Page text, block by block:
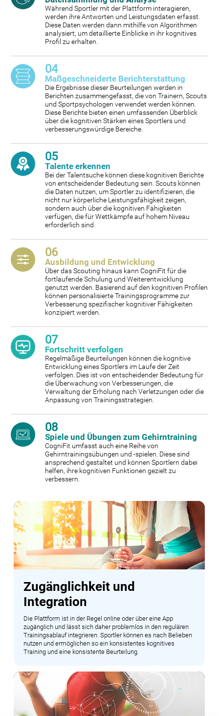
Während Sportler mit der Plattform interagieren,
werden ihre Antworten und Leistungsdaten erfasst.
Diese Daten werden dann mithilfe von Algorithmen
analysiert, um detaillierte Einblicke in ihr kognitives
Profil zu erhalten.
04
Maßgeschneiderte Berichterstattung
Die Ergebnisse dieser Beurteilungen werden in
Berichten zusammengefasst, die von Trainern, Scouts
und Sportpsychologen verwendet werden können.
Diese Berichte bieten einen umfassenden Überblick
über die kognitiven Stärken eines Sportlers und
verbesserungswürdige Bereiche.
05
Talente erkennen
Bei der Talentsuche können diese kognitiven Berichte
von entscheidender Bedeutung sein. Scouts können
die Daten nutzen, um Sportler zu identifizieren, die
nicht nur körperliche Leistungsfähigkeit zeigen,
sondern auch über die kognitiven Fähigkeiten
verfügen, die für Wettkämpfe auf hohem Niveau
erforderlich sind.
06
Ausbildung und Entwicklung
Über das Scouting hinaus kann CogniFit für die
fortlaufende Schulung und Weiterentwicklung
genutzt werden. Basierend auf den kognitiven Profilen
können personalisierte Trainingsprogramme zur
Verbesserung spezifischer kognitiver Fähigkeiten
konzipiert werden.
07
Fortschritt verfolgen
Regelmäßige Beurteilungen können die kognitive
Entwicklung eines Sportlers im Laufe der Zeit
verfolgen. Dies ist von entscheidender Bedeutung für
die Überwachung von Verbesserungen, die
Verwaltung der Erholung nach Verletzungen oder die
Anpassung von Trainingsstrategien.
08
Spiele und Übungen zum Gehirntraining
CogniFit umfasst auch eine Reihe von
Gehirntrainingsübungen und -spielen. Diese sind
ansprechend gestaltet und können Sportlern dabei
helfen, ihre kognitiven Funktionen gezielt zu
verbessern.
Zugänglichkeit und
Integration
Die Plattform ist in der Regel online oder über eine App
zugänglich und lässt sich daher problemlos in den regulären
Trainingsablauf integrieren. Sportler können es nach Belieben
nutzen und ermöglichen so ein konsistentes kognitives
Training und eine konsistente Beurteilung.